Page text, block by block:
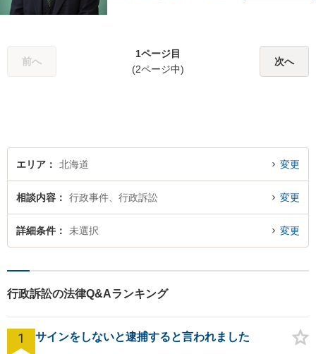
る「信頼できる弁護士」を目
指しています。【夜間や休日
前へ
1ページ目
(2ページ中)
次へ
エリア 北海道 変更
相談内容 行政事件、行政訴訟 変更
詳細条件 未選択 変更
行政訴訟の法律Q&Aランキング
1 サインをしないと逮捕すると言われました